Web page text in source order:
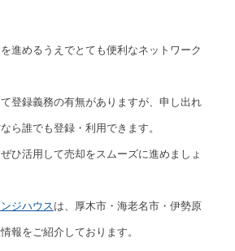
進めるうえでとても便利なネットワーク
登録義務の有無がありますが、申し出れ
ら誰でも登録・利用できます。
ひ活用して売却をスムーズに進めましょ
ジハウスは、厚木市・海老名市・伊勢原
報をご紹介しております。